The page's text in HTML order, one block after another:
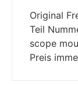
Original
Teil
scope
Preis